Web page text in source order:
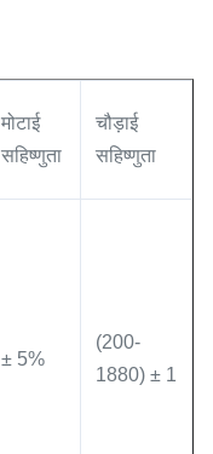
मोटाई
सहिष्णुता
चौड़ाई
सहिष्णुता
± 5%
(200-
1880) ± 1